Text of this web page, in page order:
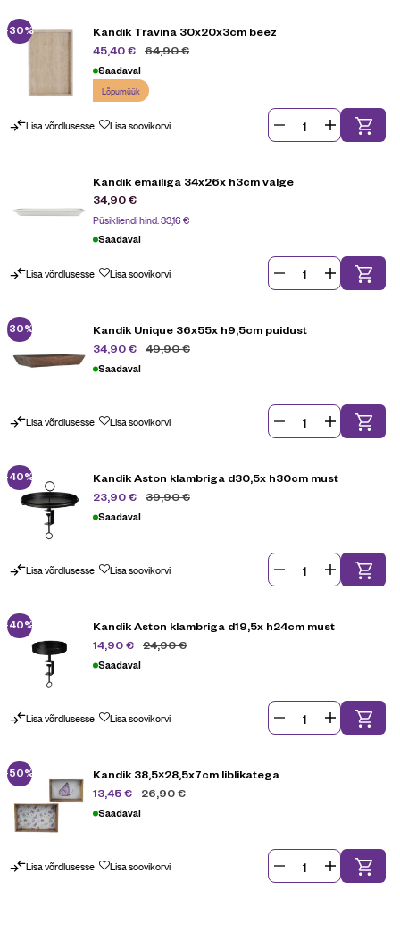
-30%
Kandik Travina 30x20x3cm beez
64,90€
45,40€
Saadaval
Lõpumüük
Lisa võrdlusesse Lisa soovikorvi
Kandik emailiga 34x26x h3cm valge
34,90€
Püsikliendi hind:33,16€
Saadaval
Lisa võrdlusesse Lisa soovikorvi
-30%
Kandik Unique 36x55x h9,5cm puidust
49,90€
34,90€
Saadaval
Lisa võrdlusesse Lisa soovikorvi
-40%
Kandik Aston klambriga d30,5x h30cm must
39,90€
23,90€
Saadaval
Lisa võrdlusesse Lisa soovikorvi
-40%
Kandik Aston klambriga d19,5x h24cm must
24,90€
14,90€
Saadaval
Lisa võrdlusesse Lisa soovikorvi
-50%
Kandik 38,5×28,5x7cm liblikatega
26,90€
13,45€
Saadaval
Lisa võrdlusesse Lisa soovikorvi